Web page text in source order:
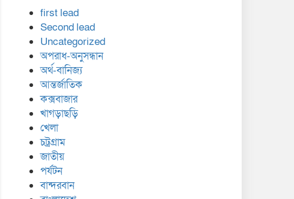
first lead
Second lead
Uncategorized
অপরাধ-অনুসন্ধান
অর্থ-বানিজ্য
আন্তর্জাতিক
কক্সবাজার
খাগড়াছড়ি
খেলা
চট্রগ্রাম
জাতীয়
পর্যটন
বান্দরবান